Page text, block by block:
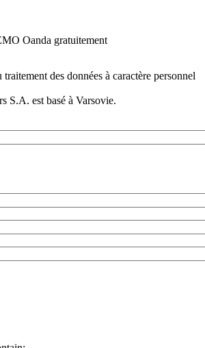
Oanda gratuitement
des données à caractère personnel
est basé à Varsovie.